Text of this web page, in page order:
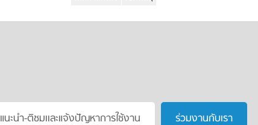
แนะนำ-ติชมเเละแจ้งปัญหาการใช้งาน ร่วมงานกับเรา